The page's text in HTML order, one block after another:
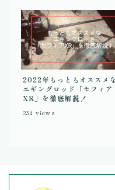
2022年もっともオススメな
エギングロッド「セフィア
XR」を徹底解説！
234 views